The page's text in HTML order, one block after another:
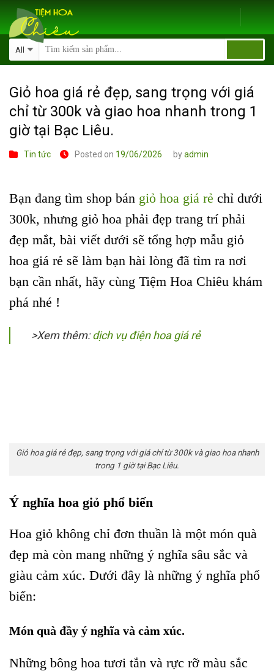
Skip
content
Giỏ hoa giá rẻ đẹp, sang trọng với giá
chỉ từ 300k và giao hoa nhanh trong 1
giờ tại Bạc Liêu.
Tin tức Posted on 19/06/2026 byadmin
Bạn đang tìm shop bán giỏ hoa giá rẻ chỉ dưới
300k, nhưng giỏ hoa phải đẹp trang trí phải
đẹp mắt, bài viết dưới sẽ tổng hợp mẫu giỏ
hoa giá rẻ sẽ làm bạn hài lòng đã tìm ra nơi
bạn cần nhất, hãy cùng Tiệm Hoa Chiêu khám
phá nhé !
>Xem thêm:dịch vụ điện hoa giá rẻ
Giỏ hoa giá rẻ đẹp, sang trọng với giá chỉ từ 300k và giao hoa nhanh
trong 1 giờ tại Bạc Liêu.
Ý nghĩa hoa giỏ phổ biến
Hoa giỏ không chỉ đơn thuần là một món quà
đẹp mà còn mang những ý nghĩa sâu sắc và
giàu cảm xúc. Dưới đây là những ý nghĩa phổ
biến:
Món quà đầy ý nghĩa và cảm xúc.
Những bông hoa tươi tắn và rực rỡ màu sắc